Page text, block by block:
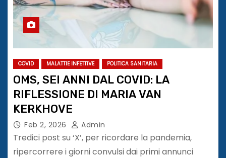
COVID MALATTIE INFETTIVE POLITICA SANITARIA
OMS, SEI ANNI DAL COVID: LA
RIFLESSIONE DI MARIA VAN
KERKHOVE
Feb 2, 2026 Admin
Tredici post su ‘X’, per ricordare la pandemia,
ripercorrere i giorni convulsi dai primi annunci